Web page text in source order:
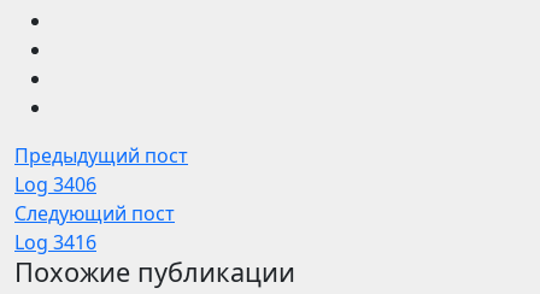
Предыдущий пост
Log 3406
Следующий пост
Log 3416
Похожие публикации